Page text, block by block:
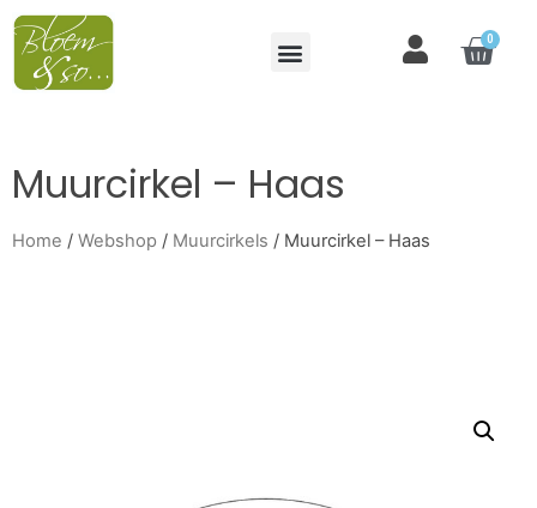
0
Muurcirkel – Haas
Home / Webshop / Muurcirkels / Muurcirkel – Haas